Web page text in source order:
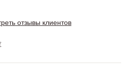
отзывы клиентов